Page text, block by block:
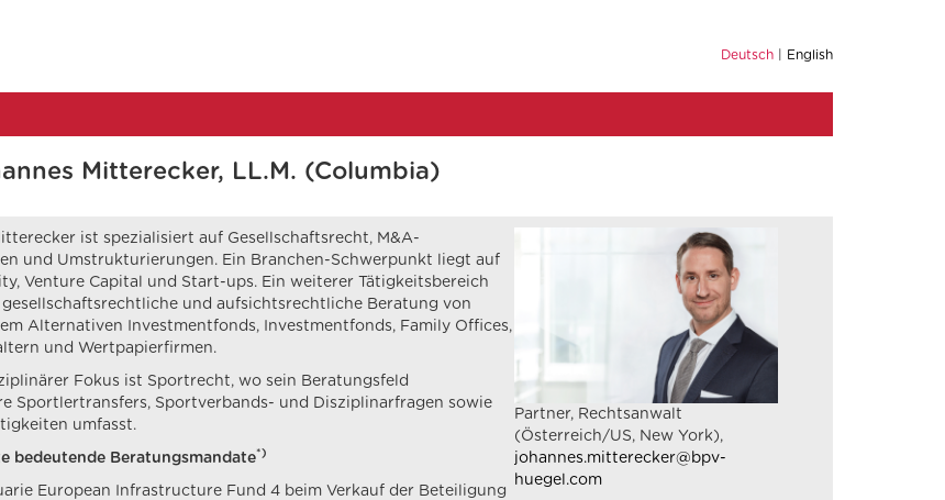
Deutsch English
Mitterecker, LL.M. (Columbia)
ist spezialisiert auf Gesellschaftsrecht, M&A-
und Umstrukturierungen. Ein Branchen-Schwerpunkt liegt auf
Venture Capital und Start-ups. Ein weiterer Tätigkeitsbereich
gesellschaftsrechtliche und aufsichtsrechtliche Beratung von
Alternativen Investmentfonds, Investmentfonds, Family Offices,
und Wertpapierfirmen.
Fokus ist Sportrecht, wo sein Beratungsfeld
Sportlertransfers, Sportverbands- und Disziplinarfragen sowie
umfasst.
bedeutende Beratungsmandate*)
European Infrastructure Fund 4 beim Verkauf der Beteiligung
Partner, Rechtsanwalt
(Österreich/US, New York),
johannes.mitterecker@bpv-
huegel.com